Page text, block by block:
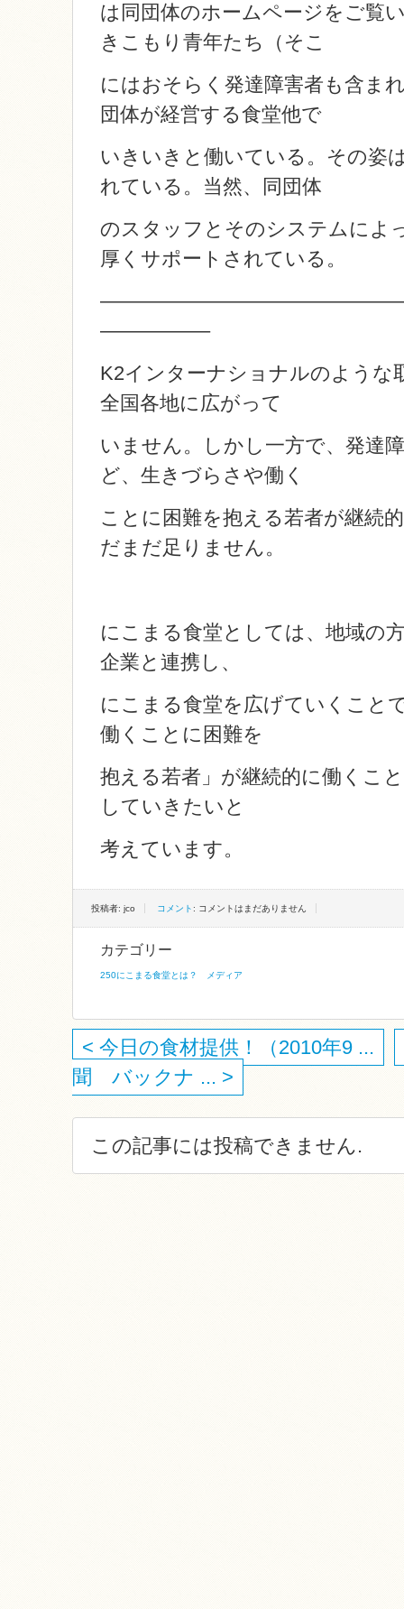
は同団体のホームページをご覧
きこもり青年たち（そこ
にはおそらく発達障害者も含ま
団体が経営する食堂他で
いきいきと働いている。その姿
れている。当然、同団体
のスタッフとそのシステムによ
厚くサポートされている。
—————–
K2インターナショナルのような
全国各地に広がって
いません。しかし一方で、発達
ど、生きづらさや働く
ことに困難を抱える若者が継続
だまだ足りません。
にこまる食堂としては、地域の
企業と連携し、
にこまる食堂を広げていくこと
働くことに困難を
抱える若者」が継続的に働くこ
していきたいと
考えています。
投稿者: jco コメント : コメントはまだありません
カテゴリー
250にこまる食堂とは？ メディア
< 今日の食材提供！（2010年9 ...
聞 バックナ ... >
この記事には投稿できません.